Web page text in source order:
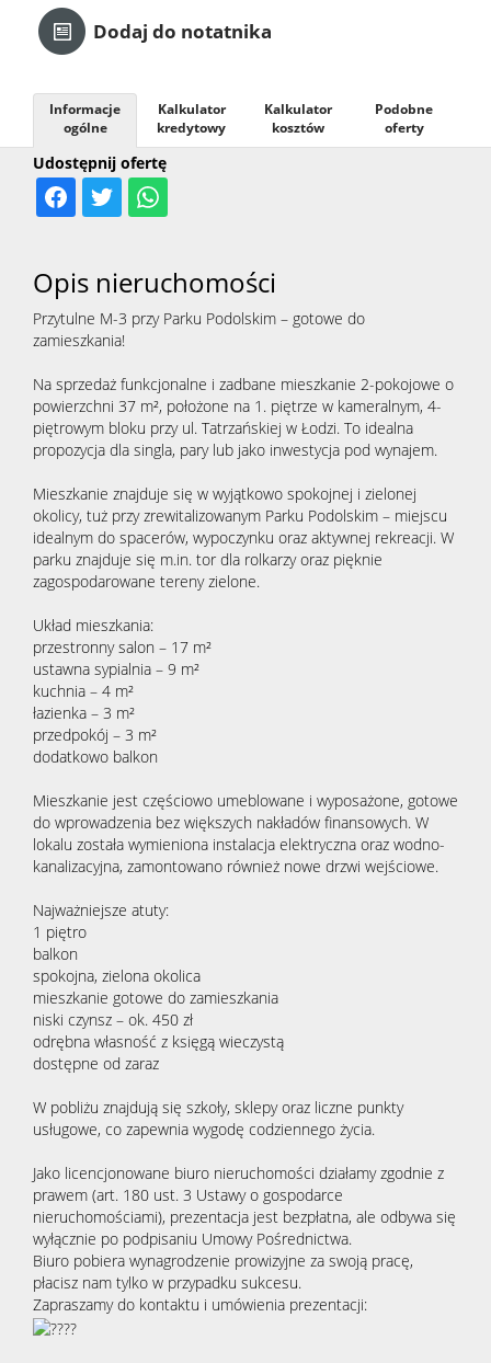
Dodaj do notatnika
Udostępnij ofertę
Informacje
ogólne
Kalkulator
kredytowy
Kalkulator
kosztów
Podobne
oferty
Opis nieruchomości
Przytulne M-3 przy Parku Podolskim – gotowe do
zamieszkania!
Na sprzedaż funkcjonalne i zadbane mieszkanie 2-pokojowe o
powierzchni 37 m², położone na 1. piętrze w kameralnym, 4-
piętrowym bloku przy ul. Tatrzańskiej w Łodzi. To idealna
propozycja dla singla, pary lub jako inwestycja pod wynajem.
Mieszkanie znajduje się w wyjątkowo spokojnej i zielonej
okolicy, tuż przy zrewitalizowanym Parku Podolskim – miejscu
idealnym do spacerów, wypoczynku oraz aktywnej rekreacji. W
parku znajduje się m.in. tor dla rolkarzy oraz pięknie
zagospodarowane tereny zielone.
Układ mieszkania:
przestronny salon – 17 m²
ustawna sypialnia – 9 m²
kuchnia – 4 m²
łazienka – 3 m²
przedpokój – 3 m²
dodatkowo balkon
Mieszkanie jest częściowo umeblowane i wyposażone, gotowe
do wprowadzenia bez większych nakładów finansowych. W
lokalu została wymieniona instalacja elektryczna oraz wodno-
kanalizacyjna, zamontowano również nowe drzwi wejściowe.
Najważniejsze atuty:
1 piętro
balkon
spokojna, zielona okolica
mieszkanie gotowe do zamieszkania
niski czynsz – ok. 450 zł
odrębna własność z księgą wieczystą
dostępne od zaraz
W pobliżu znajdują się szkoły, sklepy oraz liczne punkty
usługowe, co zapewnia wygodę codziennego życia.
Jako licencjonowane biuro nieruchomości działamy zgodnie z
prawem (art. 180 ust. 3 Ustawy o gospodarce
nieruchomościami), prezentacja jest bezpłatna, ale odbywa się
wyłącznie po podpisaniu Umowy Pośrednictwa.
Biuro pobiera wynagrodzenie prowizyjne za swoją pracę,
płacisz nam tylko w przypadku sukcesu.
Zapraszamy do kontaktu i umówienia prezentacji: